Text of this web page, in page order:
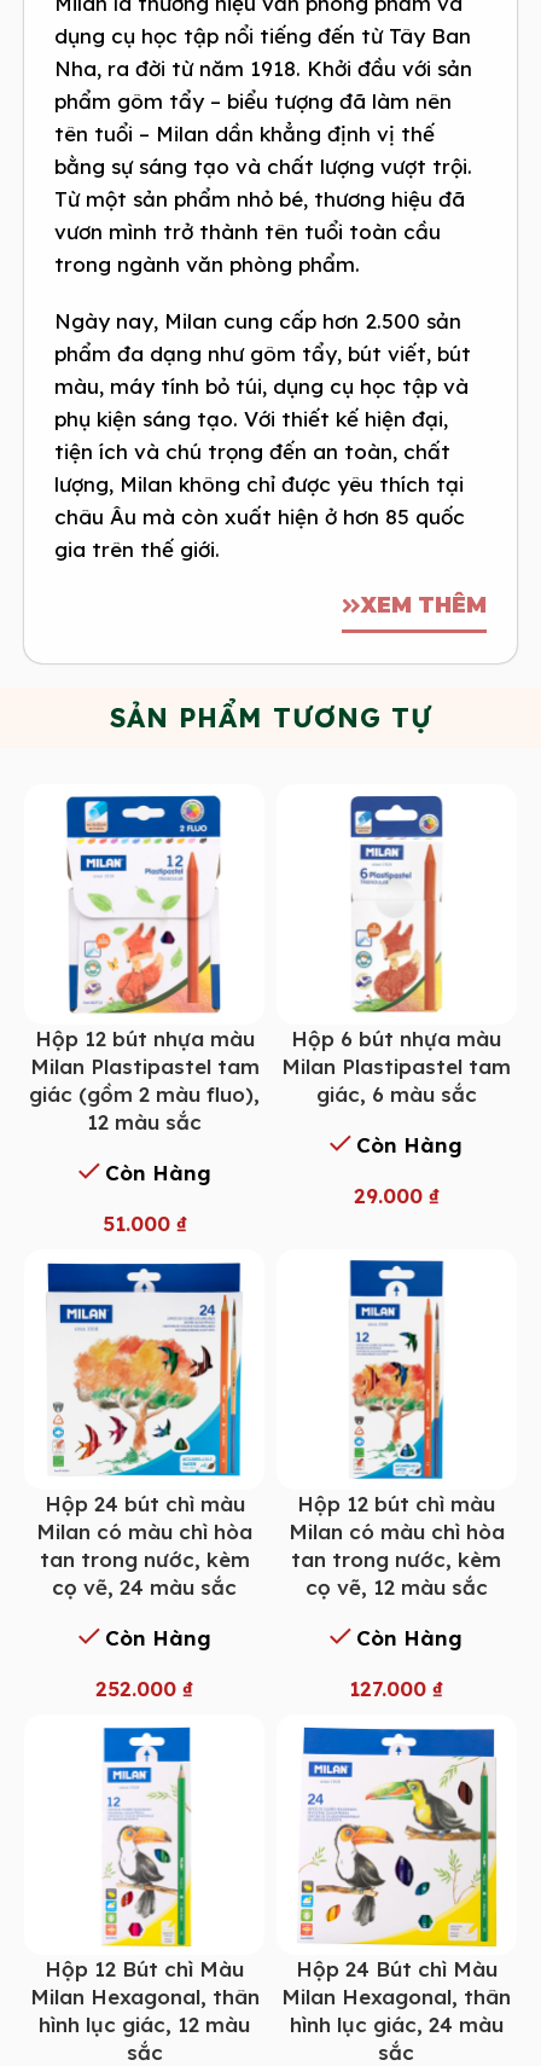
dụng cụ học tập nổi tiếng đến từ Tây Ban
Nha, ra đời từ năm 1918. Khởi đầu với sản
phẩm gôm tẩy – biểu tượng đã làm nên
tên tuổi – Milan dần khẳng định vị thế
bằng sự sáng tạo và chất lượng vượt trội.
Từ một sản phẩm nhỏ bé, thương hiệu đã
vươn mình trở thành tên tuổi toàn cầu
trong ngành văn phòng phẩm.
Ngày nay, Milan cung cấp hơn 2.500 sản
phẩm đa dạng như gôm tẩy, bút viết, bút
màu, máy tính bỏ túi, dụng cụ học tập và
phụ kiện sáng tạo. Với thiết kế hiện đại,
tiện ích và chú trọng đến an toàn, chất
lượng, Milan không chỉ được yêu thích tại
châu Âu mà còn xuất hiện ở hơn 85 quốc
gia trên thế giới.
XEM THÊM
SẢN PHẨM TƯƠNG TỰ
Hộp 12 bút nhựa màu
Milan Plastipastel tam
giác (gồm 2 màu fluo),
12 màu sắc
Còn Hàng
51.000 ₫
Hộp 6 bút nhựa màu
Milan Plastipastel tam
giác, 6 màu sắc
Còn Hàng
29.000 ₫
Hộp 24 bút chì màu
Milan có màu chì hòa
tan trong nước, kèm
cọ vẽ, 24 màu sắc
Còn Hàng
252.000 ₫
Hộp 12 bút chì màu
Milan có màu chì hòa
tan trong nước, kèm
cọ vẽ, 12 màu sắc
Còn Hàng
127.000₫
Hộp 12 Bút chì Màu
Milan Hexagonal, thân
hình lục giác, 12 màu
sắc
Hộp 24 Bút chì Màu
Milan Hexagonal, thân
hình lục giác, 24 màu
sắc